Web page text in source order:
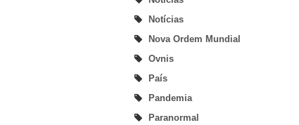
Notícias
Nova Ordem Mundial
Ovnis
País
Pandemia
Paranormal